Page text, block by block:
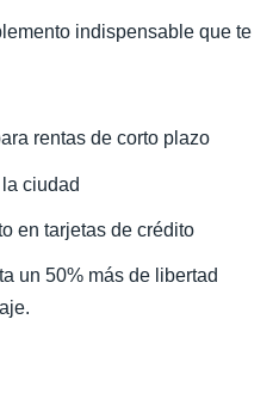
indispensable que te
rentas de corto plazo
ciudad
en tarjetas de crédito
un 50% más de libertad